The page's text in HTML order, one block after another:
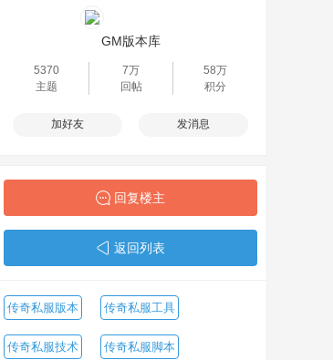
GM版本库
5370
主题
7万
回帖
58万
积分
加好友 发消息
回复楼主
返回列表
传奇私服版本 传奇私服工具
传奇私服技术 传奇私服脚本